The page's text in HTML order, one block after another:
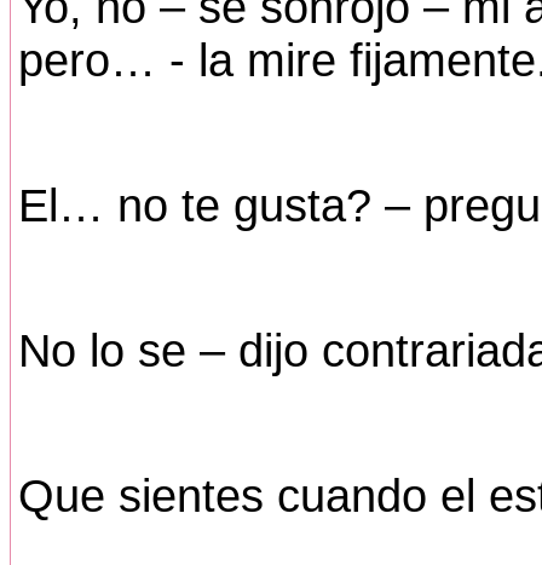
pero… - la mire
El… no te gusta? –
No lo se – dijo
Que sientes cuando el